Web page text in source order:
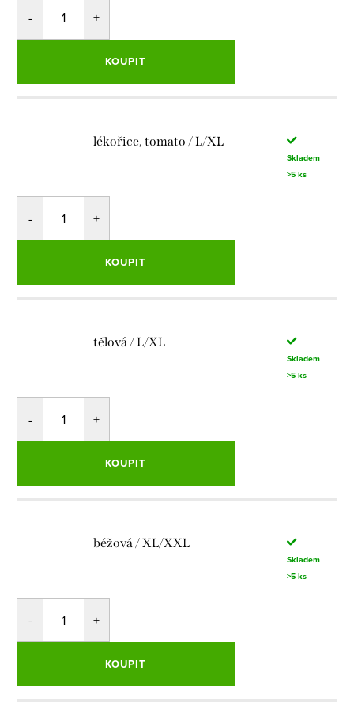
KOUPIT
lékořice, tomato / L/XL
Skladem
>5 ks
KOUPIT
tělová / L/XL
Skladem
>5 ks
KOUPIT
béžová / XL/XXL
Skladem
>5 ks
KOUPIT